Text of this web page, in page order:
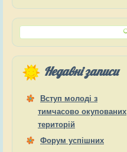
Недавні записи
Вступ молоді з
тимчасово окупованих
територій
Форум успішних